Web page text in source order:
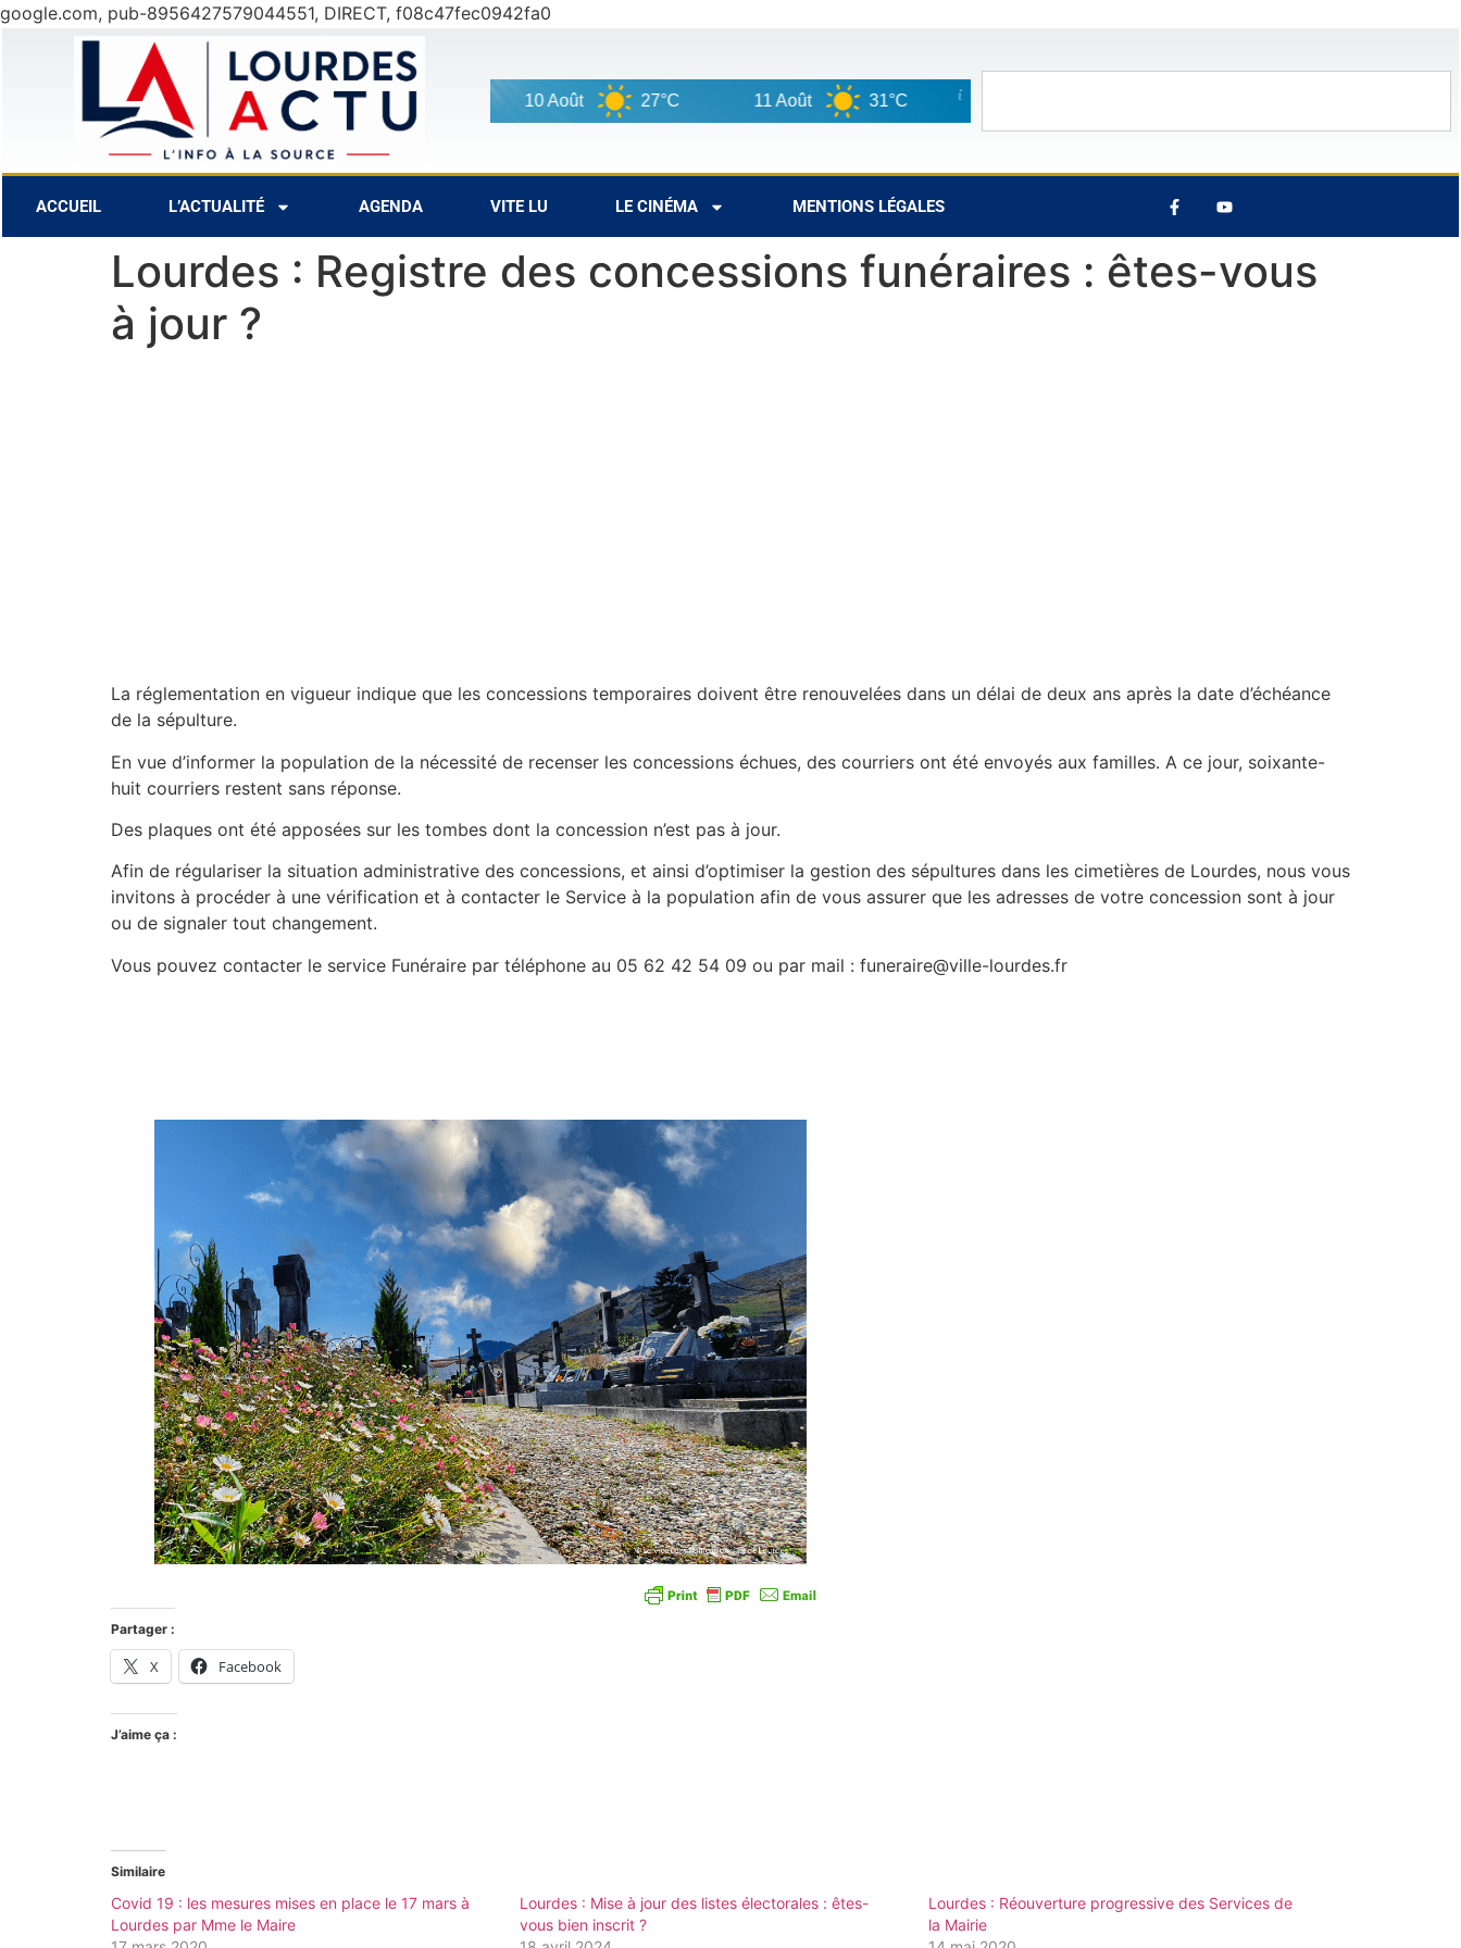
google.com, pub-8956427579044551, DIRECT, f08c47fec0942fa0
9 Août 10 Août 27°C 11 Août 31°C 12 Août
ACCUEIL L’ACTUALITÉ AGENDA VITE LU LE CINÉMA MENTIONS LÉGALES
Lourdes : Registre des concessions funéraires : êtes-vous
à jour ?
­La réglementation en vigueur indique que les concessions temporaires doivent être renouvelées dans un délai de deux ans après la date d’échéance
de la sépulture.
En vue d’informer la population de la nécessité de recenser les concessions échues, des courriers ont été envoyés aux familles. A ce jour, soixante-
huit courriers restent sans réponse.
Des plaques ont été apposées sur les tombes dont la concession n’est pas à jour.
Afin de régulariser la situation administrative des concessions, et ainsi d’optimiser la gestion des sépultures dans les cimetières de Lourdes, nous vous
invitons à procéder à une vérification et à contacter le Service à la population afin de vous assurer que les adresses de votre concession sont à jour
ou de signaler tout changement.
Vous pouvez contacter le service Funéraire par téléphone au 05 62 42 54 09 ou par mail : funeraire@ville-lourdes.fr
Partager :
X Facebook
J’aime ça :
Similaire
Covid 19 : les mesures mises en place le 17 mars à
Lourdes par Mme le Maire
Lourdes : Mise à jour des listes électorales : êtes-
vous bien inscrit ?
Lourdes : Réouverture progressive des Services de
la Mairie